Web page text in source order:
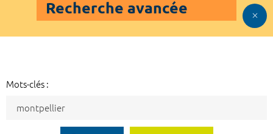
Recherche avancée
Mots-clés :